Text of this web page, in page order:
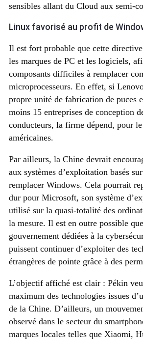
sensibles allant du Cloud aux semi-
Linux favorisé au profit de
Il est fort probable que cette
les marques de PC et les logiciels,
composants difficiles à remplacer
microprocesseurs. En effet, si
propre unité de fabrication de puces
moins 15 entreprises de conception
conducteurs, la firme dépend, pour
américaines.
Par ailleurs, la Chine devrait
aux systèmes d’exploitation basés
remplacer Windows. Cela pourrait
dur pour Microsoft, son système
utilisé sur la quasi-totalité des
la mesure. Il est en outre possible
gouvernement dédiées à la
puissent continuer d’exploiter des
étrangères de pointe grâce à des
L’objectif affiché est clair : Pékin
maximum des technologies issues
de la Chine. D’ailleurs, un
observé dans le secteur du
marques locales telles que Xiaomi,